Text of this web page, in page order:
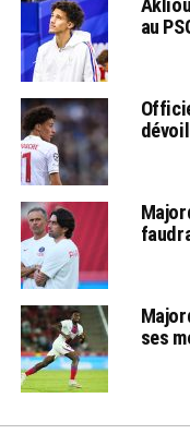
au
ses